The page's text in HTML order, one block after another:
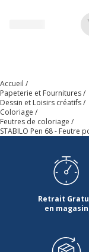
Largeur maximum
Type d'encre
Données
Données
Code barre maitre
Accueil
Papeterie et Fournitures
Dessin et Loisirs créatifs
Coloriage
Feutres de coloriage
STABILO Pen 68 - Feutre
Retrait
en magasin